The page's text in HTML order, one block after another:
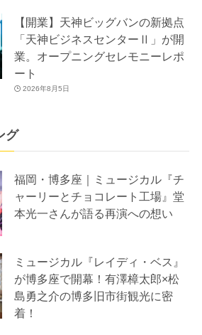
【開業】天神ビッグバンの新拠点
「天神ビジネスセンターⅡ」が開
業。オープニングセレモニーレポ
ート
2026年8月5日
グ
福岡・博多座｜ミュージカル『チ
ャーリーとチョコレート工場』堂
本光一さんが語る再演への想い
ミュージカル『レイディ・ベス』
が博多座で開幕！有澤樟太郎×松
島勇之介の博多旧市街観光に密
着！